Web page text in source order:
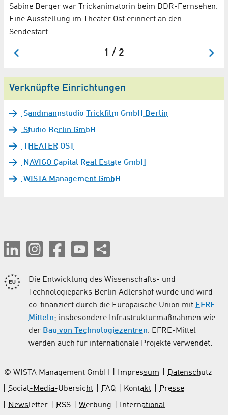
Sabine Berger war Trickanimatorin beim DDR-Fernsehen.
Eine Ausstellung im Theater Ost erinnert an den
Sendestart
1 / 2
Verknüpfte Einrichtungen
Sandmannstudio Trickfilm GmbH Berlin
Studio Berlin GmbH
THEATER OST
NAVIGO Capital Real Estate GmbH
WISTA Management GmbH
Die Entwicklung des Wissenschafts- und
Technologieparks Berlin Adlershof wurde und wird
co-finanziert durch die Europäische Union mit EFRE-
Mitteln; insbesondere Infrastrukturmaßnahmen wie
der Bau von Technologiezentren. EFRE-Mittel
werden auch für internationale Projekte verwendet.
© WISTA Management GmbH Impressum
Datenschutz
Social-Media-Übersicht
FAQ Kontakt
Presse
Newsletter
RSS Werbung International